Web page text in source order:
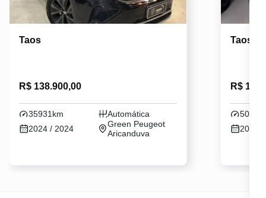
Taos
R$ 138.900,00
35931km
Automática
2024 / 2024
Green Peugeot
Aricanduva
Taos
R$
2024 /